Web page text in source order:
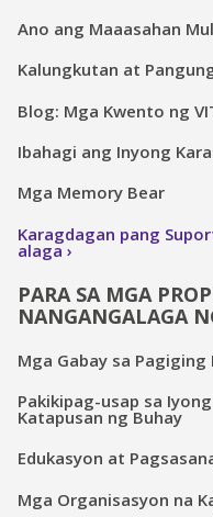
Ano ang Maaasahan
Kalungkutan at
Blog: Mga Kwento ng
Ibahagi ang Inyong
Mga Memory Bear
Karagdagan pang
alaga
PARA SA MGA
NANGANGALAGA
Mga Gabay sa
Pakikipag-usap sa
Katapusan ng Buhay
Edukasyon at
Mga Organisasyon na